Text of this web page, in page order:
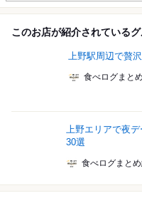
このお店が紹介されている
上野駅周辺で贅
食べログまと
上野エリアで夜
30選
食べログまと